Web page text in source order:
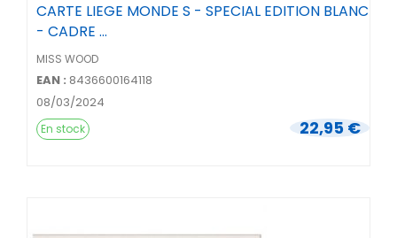
CARTE LIEGE MONDE S - SPECIAL EDITION BLANC
- CADRE ...
MISS WOOD
EAN : 8436600164118
08/03/2024
22,95 €
En stock